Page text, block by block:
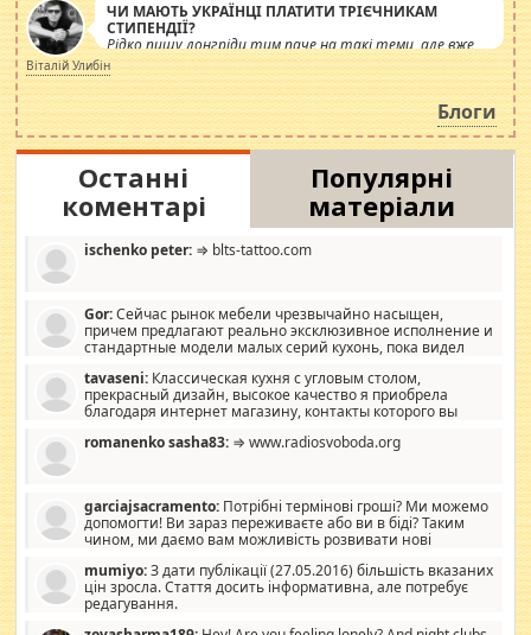
ЧИ МАЮТЬ УКРАЇНЦІ ПЛАТИТИ ТРІЄЧНИКАМ
СТИПЕНДІЇ?
Рідко пишу лонгріди тим паче на такі теми, але вже
просто дістало! Обурюють сьогоднішні інсенуації
навколо стипендіального питання. Штучно
роздувається ще одна соціальна катастрофа.
Віталій Улибін
Блоги
Останні
коментарі
Популярні
матеріали
ischenko peter: ⇒ blts-tattoo.com
Gor:Сейчас рынок мебели чрезвычайно насыщен,
причем предлагают реально эксклюзивное исполнение и
стандартные модели малых серий кухонь, пока видел
стандартные формы, в MebelOk, креативненько и что главное -
со вкусом все в порядке, без ненужных наворотов удорожающих
мебель, а это не последний фактор.
tavaseni: Классическая кухня с угловым столом,
прекрасный дизайн, высокое качество я приобрела
благодаря интернет магазину, контакты которого вы
romanenko sasha83: ⇒ www.radiosvoboda.org
garciajsacramento: Потрібні термінові гроші? Ми можемо
допомогти! Ви зараз переживаєте або ви в біді? Таким
чином, ми даємо вам можливість розвивати нові
допомагати людям, які намагаються дати їм шанс. Кожен
заслуговує на другий шанс, і, оскільки влада не зможе, вони
повинні приймати від інших. Для нас нема багато суми, і зрілість
mumiyo:З дати публікації (27.05.2016) більшість вказаних
цін зросла. Стаття досить інформативна, але потребує
редагування.